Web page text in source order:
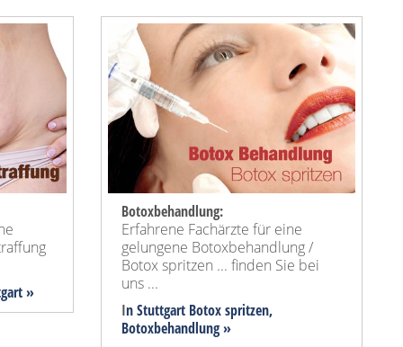
»
Botoxbehandlung:
Erfahrene Fachärzte für eine
gelungene Botoxbehandlung /
Botox spritzen ... finden Sie bei
uns ...
In Stuttgart Botox spritzen,
Botoxbehandlung »